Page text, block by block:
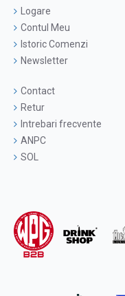
Logare
Contul Meu
Istoric Comenzi
Newsletter
Contact
Retur
Intrebari frecvente
ANPC
SOL